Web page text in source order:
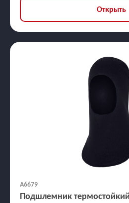
Открыть
А6679
Подшлемник